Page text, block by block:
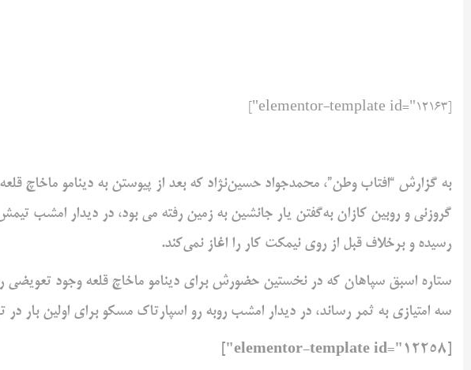
به گزارش “افتاب وطن”، محمدجواد حسین‌نژاد که بعد از پیوستن به دینامو ماخاچ
رسیده و برخلاف قبل از روی نیمکت کار را اغاز نمی‌کند.
ستاره اسبق سپاهان که در نخستین حضورش برای دینامو ماخاچ قلعه وجود
سه امتیازی به ثمر رساند، در دیدار امشب روبه رو اسپارتاک مسکو برای اولین بار